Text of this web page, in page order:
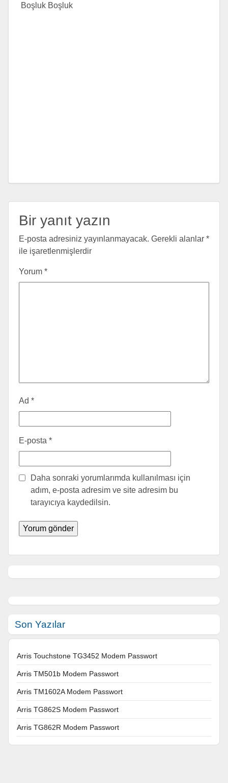
Boşluk Boşluk
Bir yanıt yazın
E-posta adresiniz yayınlanmayacak. Gerekli alanlar *
ile işaretlenmişlerdir
Yorum *
Ad *
E-posta *
Daha sonraki yorumlarımda kullanılması için
adım, e-posta adresim ve site adresim bu
tarayıcıya kaydedilsin.
Son Yazılar
Arris Touchstone TG3452 Modem Passwort
Arris TM501b Modem Passwort
Arris TM1602A Modem Passwort
Arris TG862S Modem Passwort
Arris TG862R Modem Passwort